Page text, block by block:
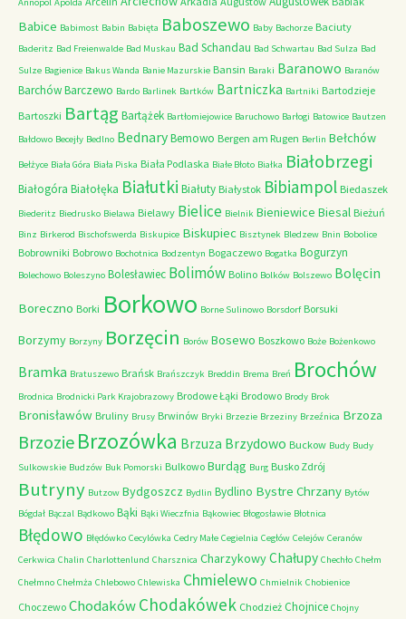
Babice Babimost Babin Babięta Baboszewo Baby Bachorze Baciuty
Baderitz Bad Freienwalde Bad Muskau Bad Schandau Bad Schwartau Bad Sulza Bad
Sulze Bagienice Bakus Wanda Banie Mazurskie Bansin Baraki Baranowo Baranów
BarchówBarczewo Bardo Barlinek Bartków Bartniczka Bartniki Bartodzieje
Bartoszki Bartąg Bartążek Bartłomiejowice Baruchowo Barłogi Batowice Bautzen
Bałdowo Becejły Bedlno BednaryBemowo Bergen am Rugen Berlin Bełchów
Bełżyce Biała Góra Biała Piska Biała Podlaska Białe Błoto Białka Białobrzegi
Białogóra Białołęka Białutki Białuty Białystok Bibiampol Biedaszek
Biederitz Biedrusko Bielawa Bielawy Bielice Bielnik Bieniewice Biesal Bieżuń
Binz Birkerod Bischofswerda Biskupice Biskupiec Bisztynek Bledzew Bnin Bobolice
Bobrowniki Bobrowo Bochotnica Bodzentyn Bogaczewo Bogatka Bogurzyn
Bolechowo Boleszyno Bolesławiec Bolimów Bolino Bolków Bolszewo Bolęcin
Boreczno Borki Borkowo Borne Sulinowo Borsdorf Borsuki
Borzymy Borzyny Borzęcin Borów Bosewo Boszkowo Boże Bożenkowo
Bramka Bratuszewo Brańsk Brańszczyk Breddin Brema Breń Brochów
Brodnica Brodnicki Park Krajobrazowy Brodowe Łąki Brodowo Brody Brok
Bronisławów Bruliny Brusy Brwinów Bryki Brzezie Brzeziny Brzeźnica Brzoza
Brzozie Brzozówka Brzuza Brzydowo Buckow Budy Budy
Sulkowskie Budzów Buk Pomorski Bulkowo Burdąg Burg Busko Zdrój
Butryny Butzow Bydgoszcz Bydlin Bydlino Bystre Chrzany Bytów
Bógdał Bączal Bądkowo Bąki Bąki Wieczfnia Bąkowiec Błogosławie Błotnica
Błędowo Błędówko Cecylówka Cedry Małe Cegielnia Cegłów Celejów Ceranów
Cerkwica Chalin Charlottenlund Charsznica CharzykowyChałupy Chechło Chełm
Chełmno Chełmża Chlebowo Chlewiska Chmielewo Chmielnik Chobienice
Choczewo ChodakówChodakówek Chodzież Chojnice Chojny